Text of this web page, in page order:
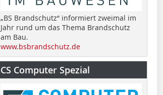
„BS Brandschutz“ informiert zweimal im
Jahr rund um das Thema Brandschutz
am Bau.
www.bsbrandschutz.de
CS Computer Spezial